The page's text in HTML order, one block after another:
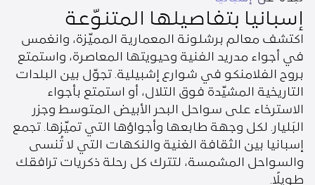
إسبانيا بتفاصيلها المتنوّعة
اكتشف معالم برشلونة المعمارية المميّزة، وانغمس
في أجواء مدريد الفنية وحيويتها المعاصرة، واستمتع
بروح الفلامنكو في شوارع إشبيلية. تجوّل بين البلدات
التاريخية المشيّدة فوق التلال، أو استمتع بأجواء
الاسترخاء على سواحل البحر الأبيض المتوسط وجزر
البَليار. لكل وجهة طابعها وأجواؤها التي تميّزها. تجمع
إسبانيا بين الثقافة الغنية والنكهات التي لا تُنسى
والسواحل المشمسة، لتترك كل رحلة ذكريات ترافقك
طويلًا.